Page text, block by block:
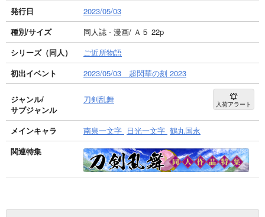
発行日
2023/05/03
種別/サイズ
同人誌 - 漫画/ Ａ５ 22p
シリーズ（同人）
ご近所物語
初出イベント
2023/05/03 超閃華の刻 2023
ジャンル/
サブジャンル
刀剣乱舞 入荷アラート
メインキャラ 南泉一文字 日光一文字 鶴丸国永
関連特集